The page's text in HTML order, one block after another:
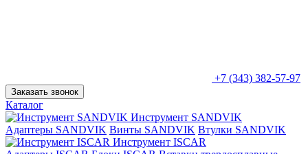
+7 (343) 382-57-97
Заказать звонок
Каталог
Инструмент SANDVIK
Адаптеры SANDVIK Винты SANDVIK Втулки SANDVIK
Инструмент ISCAR